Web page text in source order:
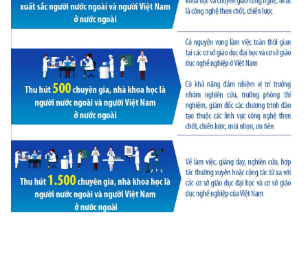
(Ghi rõ nguồn "https://mst.gov.vn" khi phát hành lại thông tin từ